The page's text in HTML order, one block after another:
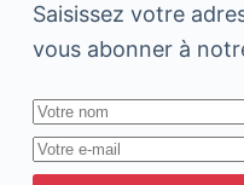
Saisissez votre
vous abonner à